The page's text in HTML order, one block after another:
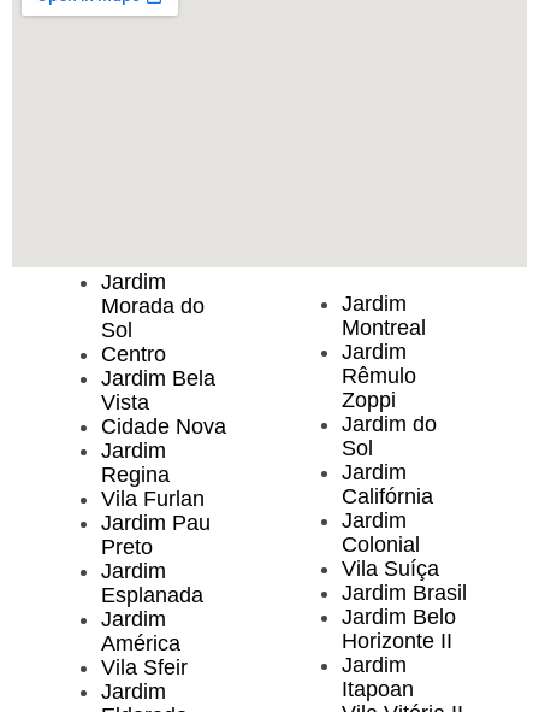
Jardim
Morada do
Sol
Centro
Jardim Bela
Vista
Cidade Nova
Jardim
Regina
Vila Furlan
Jardim Pau
Preto
Jardim
Esplanada
Jardim
América
Vila Sfeir
Jardim
Jardim
Montreal
Jardim
Rêmulo
Zoppi
Jardim do
Sol
Jardim
Califórnia
Jardim
Colonial
Vila Suíça
Jardim Brasil
Jardim Belo
Horizonte II
Jardim
Itapoan